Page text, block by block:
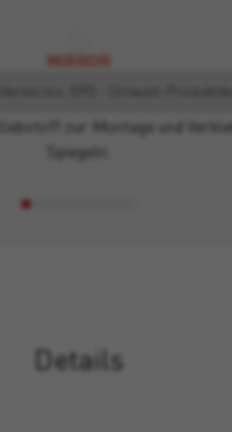
MIRROR
zur Montage und
Spiegeln.
Details